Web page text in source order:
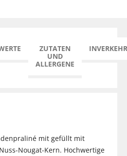
ZUTATEN
UND
ALLERGENE
mit gefüllt mit
Nougat-Kern. Hochwertige